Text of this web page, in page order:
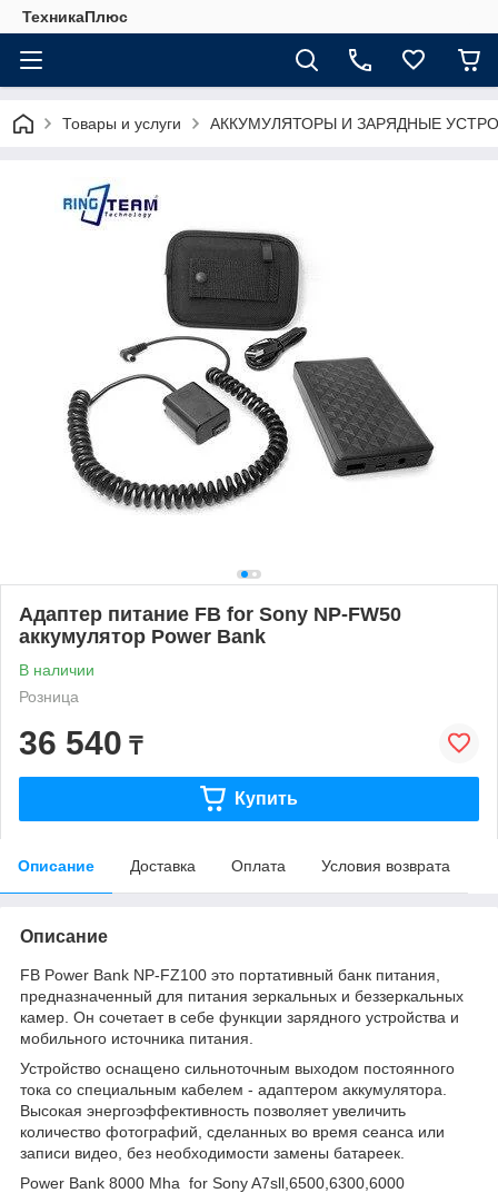
ТехникаПлюс
Товары и услуги АККУМУЛЯТОРЫ И ЗАРЯДНЫЕ
Адаптер питание FB for Sony NP-FW50
аккумулятор Power Bank
В наличии
Розница
36 540 ₸
Купить
Описание Доставка Оплата Условия возврата
Описание
FB Power Bank NP-FZ100 это портативный банк питания,
предназначенный для питания зеркальных и беззеркальных
камер. Он сочетает в себе функции зарядного устройства и
мобильного источника питания.
Устройство оснащено сильноточным выходом постоянного
тока со специальным кабелем - адаптером аккумулятора.
Высокая энергоэффективность позволяет увеличить
количество фотографий, сделанных во время сеанса или
записи видео, без необходимости замены батареек.
Power Bank 8000 Mha for Sony A7sll,6500,6300,6000